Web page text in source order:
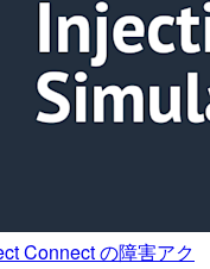
Connect の障害アク